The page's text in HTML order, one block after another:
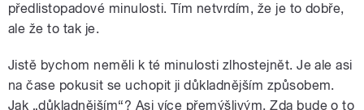
předlistopadové minulosti. Tím netvrdím, že je to dobře,
ale že to tak je.
Jistě bychom neměli k té minulosti zlhostejnět. Je ale asi
na čase pokusit se uchopit ji důkladnějším způsobem.
Jak „důkladnějším“? Asi více přemýšlivým. Zda bude o to